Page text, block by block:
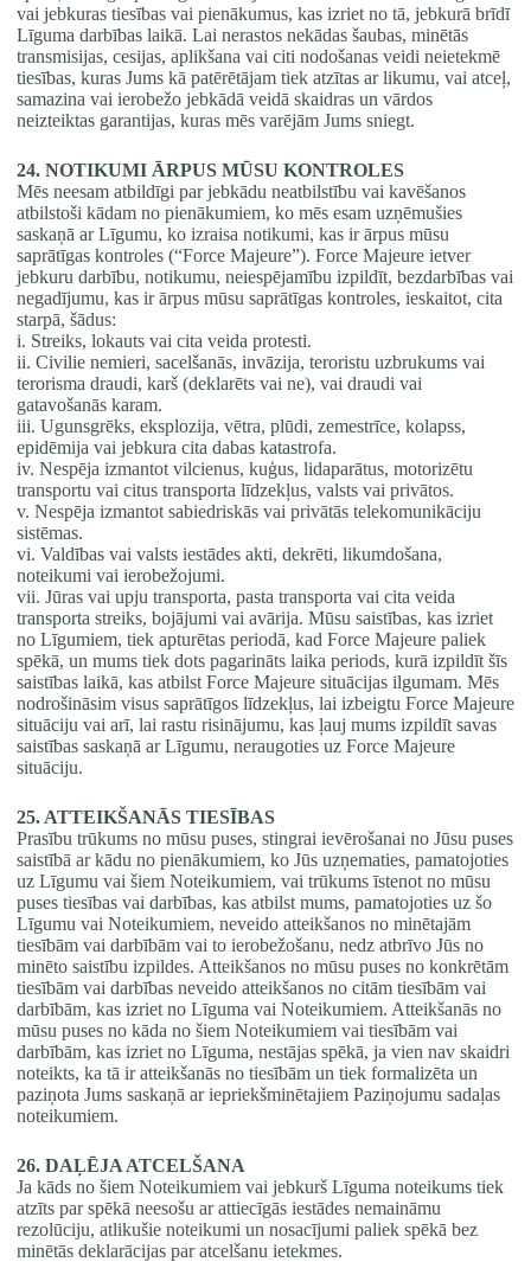
vai jebkuras tiesības vai pienākumus, kas izriet no tā, jebkurā brīdī
Līguma darbības laikā. Lai nerastos nekādas šaubas, minētās
transmisijas, cesijas, aplikšana vai citi nodošanas veidi neietekmē
tiesības, kuras Jums kā patērētājam tiek atzītas ar likumu, vai atceļ,
samazina vai ierobežo jebkādā veidā skaidras un vārdos
neizteiktas garantijas, kuras mēs varējām Jums sniegt.
24. NOTIKUMI ĀRPUS MŪSU KONTROLES
Mēs neesam atbildīgi par jebkādu neatbilstību vai kavēšanos
atbilstoši kādam no pienākumiem, ko mēs esam uzņēmušies
saskaņā ar Līgumu, ko izraisa notikumi, kas ir ārpus mūsu
saprātīgas kontroles (“Force Majeure”). Force Majeure ietver
jebkuru darbību, notikumu, neiespējamību izpildīt, bezdarbības vai
negadījumu, kas ir ārpus mūsu saprātīgas kontroles, ieskaitot, cita
starpā, šādus:
i. Streiks, lokauts vai cita veida protesti.
ii. Civilie nemieri, sacelšanās, invāzija, teroristu uzbrukums vai
terorisma draudi, karš (deklarēts vai ne), vai draudi vai
gatavošanās karam.
iii. Ugunsgrēks, eksplozija, vētra, plūdi, zemestrīce, kolapss,
epidēmija vai jebkura cita dabas katastrofa.
iv. Nespēja izmantot vilcienus, kuģus, lidaparātus, motorizētu
transportu vai citus transporta līdzekļus, valsts vai privātos.
v. Nespēja izmantot sabiedriskās vai privātās telekomunikāciju
sistēmas.
vi. Valdības vai valsts iestādes akti, dekrēti, likumdošana,
noteikumi vai ierobežojumi.
vii. Jūras vai upju transporta, pasta transporta vai cita veida
transporta streiks, bojājumi vai avārija. Mūsu saistības, kas izriet
no Līgumiem, tiek apturētas periodā, kad Force Majeure paliek
spēkā, un mums tiek dots pagarināts laika periods, kurā izpildīt šīs
saistības laikā, kas atbilst Force Majeure situācijas ilgumam. Mēs
nodrošināsim visus saprātīgos līdzekļus, lai izbeigtu Force Majeure
situāciju vai arī, lai rastu risinājumu, kas ļauj mums izpildīt savas
saistības saskaņā ar Līgumu, neraugoties uz Force Majeure
situāciju.
25. ATTEIKŠANĀS TIESĪBAS
Prasību trūkums no mūsu puses, stingrai ievērošanai no Jūsu puses
saistībā ar kādu no pienākumiem, ko Jūs uzņematies, pamatojoties
uz Līgumu vai šiem Noteikumiem, vai trūkums īstenot no mūsu
puses tiesības vai darbības, kas atbilst mums, pamatojoties uz šo
Līgumu vai Noteikumiem, neveido atteikšanos no minētajām
tiesībām vai darbībām vai to ierobežošanu, nedz atbrīvo Jūs no
minēto saistību izpildes. Atteikšanos no mūsu puses no konkrētām
tiesībām vai darbības neveido atteikšanos no citām tiesībām vai
darbībām, kas izriet no Līguma vai Noteikumiem. Atteikšanās no
mūsu puses no kāda no šiem Noteikumiem vai tiesībām vai
darbībām, kas izriet no Līguma, nestājas spēkā, ja vien nav skaidri
noteikts, ka tā ir atteikšanās no tiesībām un tiek formalizēta un
paziņota Jums saskaņā ar iepriekšminētajiem Paziņojumu sadaļas
noteikumiem.
26. DAĻĒJA ATCELŠANA
Ja kāds no šiem Noteikumiem vai jebkurš Līguma noteikums tiek
atzīts par spēkā neesošu ar attiecīgās iestādes nemaināmu
rezolūciju, atlikušie noteikumi un nosacījumi paliek spēkā bez
minētās deklarācijas par atcelšanu ietekmes.